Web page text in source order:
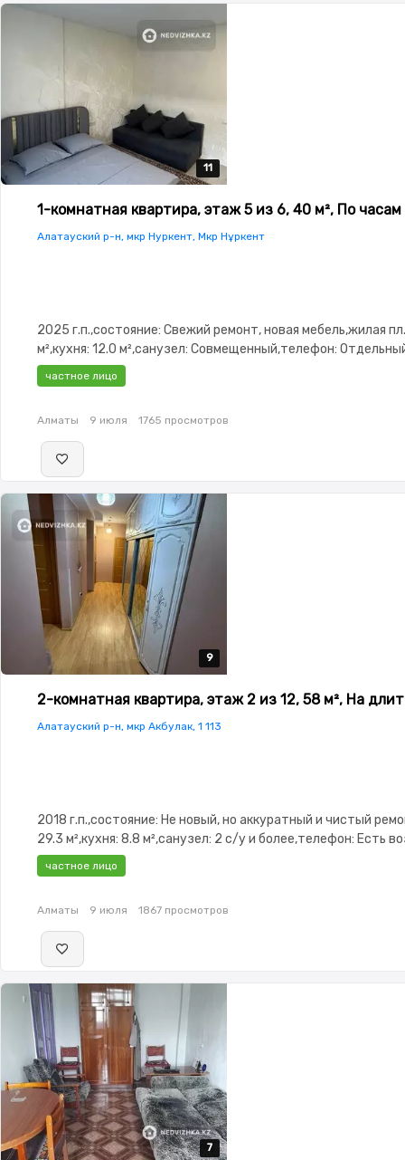
11
11
11
11
11
1-комнатная квартира, этаж 5 из 6, 40 м², По часам
Алатауский р-н, мкр Нуркент, Мкр Нұркент
2025 г.п.,состояние: Свежий ремонт, новая мебель,жилая
м²,кухня: 12.0 м²,санузел: Совмещенный,телефон:
ADSL,Полностью меблирована,Полностью
частное лицо
Алматы 9 июля 1765 просмотров
9
9
9
9
9
2-комнатная квартира, этаж 2 из 12, 58 м², На
Алатауский р-н, мкр Акбулак, 1 113
2018 г.п.,состояние: Не новый, но аккуратный и чистый
29.3 м²,кухня: 8.8 м²,санузел: 2 с/у и более,телефон: Есть
подключения,интернет: Оптика,Частично
меблирована,потолки: 2.9,паркинг: Рядом охраняемая
частное лицо
Алматы 9 июля 1867 просмотров
7
7
7
7
7